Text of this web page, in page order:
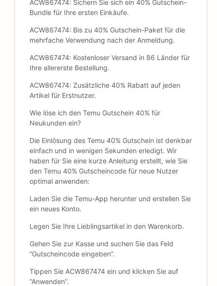
ACW867474: Sichern Sie sich ein 40% Gutschein-
Bundle für Ihre ersten Einkäufe.
ACW867474: Bis zu 40% Gutschein-Paket für die
mehrfache Verwendung nach der Anmeldung.
ACW867474: Kostenloser Versand in 86 Länder für
Ihre allererste Bestellung.
ACW867474: Zusätzliche 40% Rabatt auf jeden
Artikel für Erstnutzer.
Wie löse ich den Temu Gutschein 40% für
Neukunden ein?
Die Einlösung des Temu 40% Gutschein ist denkbar
einfach und in wenigen Sekunden erledigt. Wir
haben für Sie eine kurze Anleitung erstellt, wie Sie
den Temu 40% Gutscheincode für neue Nutzer
optimal anwenden:
Laden Sie die Temu-App herunter und erstellen Sie
ein neues Konto.
Legen Sie Ihre Lieblingsartikel in den Warenkorb.
Gehen Sie zur Kasse und suchen Sie das Feld
“Gutscheincode eingeben”.
Tippen Sie ACW867474 ein und klicken Sie auf
“Anwenden”.